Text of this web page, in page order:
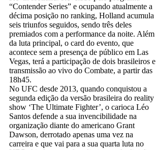
“Contender Series” e ocupando atualmente a
décima posição no ranking, Holland acumula
seis triunfos seguidos, sendo três deles
premiados com a performance da noite. Além
da luta principal, o card do evento, que
acontece sem a presença de público em Las
Vegas, terá a participação de dois brasileiros e
transmissão ao vivo do Combate, a partir das
18h45.
No UFC desde 2013, quando conquistou a
segunda edição da versão brasileira do reality
show ‘The Ultimate Fighter’, o carioca Léo
Santos defende a sua invencibilidade na
organização diante do americano Grant
Dawson, derrotado apenas uma vez na
carreira e que vai para a sua quarta luta no